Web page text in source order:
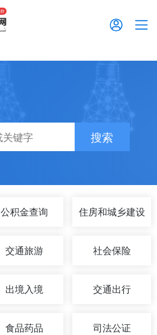
搜索
公积金查询 住房和城乡建设
交通旅游 社会保险
出境入境 交通出行
食品药品 司法公证